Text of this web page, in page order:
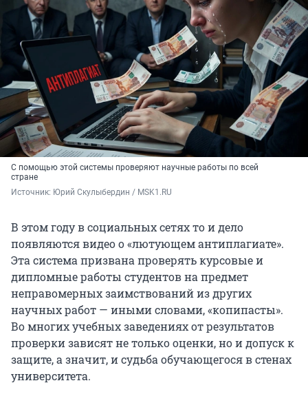
С помощью этой системы проверяют научные работы по всей
стране
Источник: Юрий Скулыбердин / MSK1.RU
В этом году в социальных сетях то и дело
появляются видео о «лютующем антиплагиате».
Эта система призвана проверять курсовые и
дипломные работы студентов на предмет
неправомерных заимствований из других
научных работ — иными словами, «копипасты».
Во многих учебных заведениях от результатов
проверки зависят не только оценки, но и допуск к
защите, а значит, и судьба обучающегося в стенах
университета.